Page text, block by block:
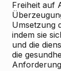
Freiheit auf
Umsetzung
indem sie
und die
die